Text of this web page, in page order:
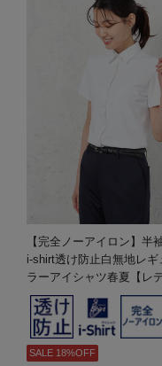
【完全ノーアイロン】半
i-shirt透け防止白無地レギ
ラーアイシャツ春夏【レ
SALE 18%OFF